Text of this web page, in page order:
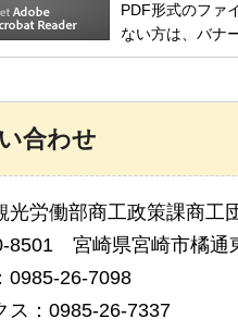
PDF形式のファ
ない方は、バナ
合わせ
光労働部商工政策課商工
8501 宮崎県宮崎市橘通
0985-26-7098
ス：0985-26-7337